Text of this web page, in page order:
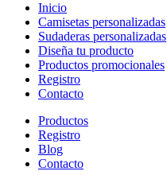
Inicio
Camisetas personalizadas
Sudaderas personalizadas
Diseña tu producto
Productos promocionales
Registro
Contacto
Productos
Registro
Blog
Contacto